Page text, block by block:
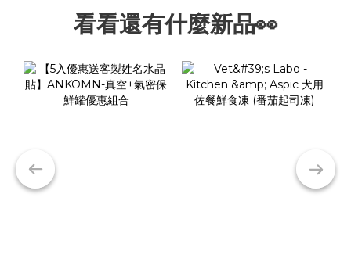
看看還有什麼新品👀